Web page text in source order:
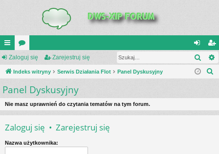
UI
C
K
_L
IN
K
S
or
a
al
og
ę
ar
ej
j
Zaloguj się Zarejestruj się
Indeks witryny Serwis Działania Flot Panel Dyskusyjny
a
Panel Dyskusyjny
Nie masz uprawnień do czytania tematów na tym forum.
Zaloguj się • Zarejestruj się
Nazwa użytkownika: